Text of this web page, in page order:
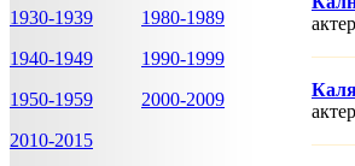
1930-1939
1980-1989
1940-1949
1990-1999
1950-1959
2000-2009
2010-2015
актер
актер